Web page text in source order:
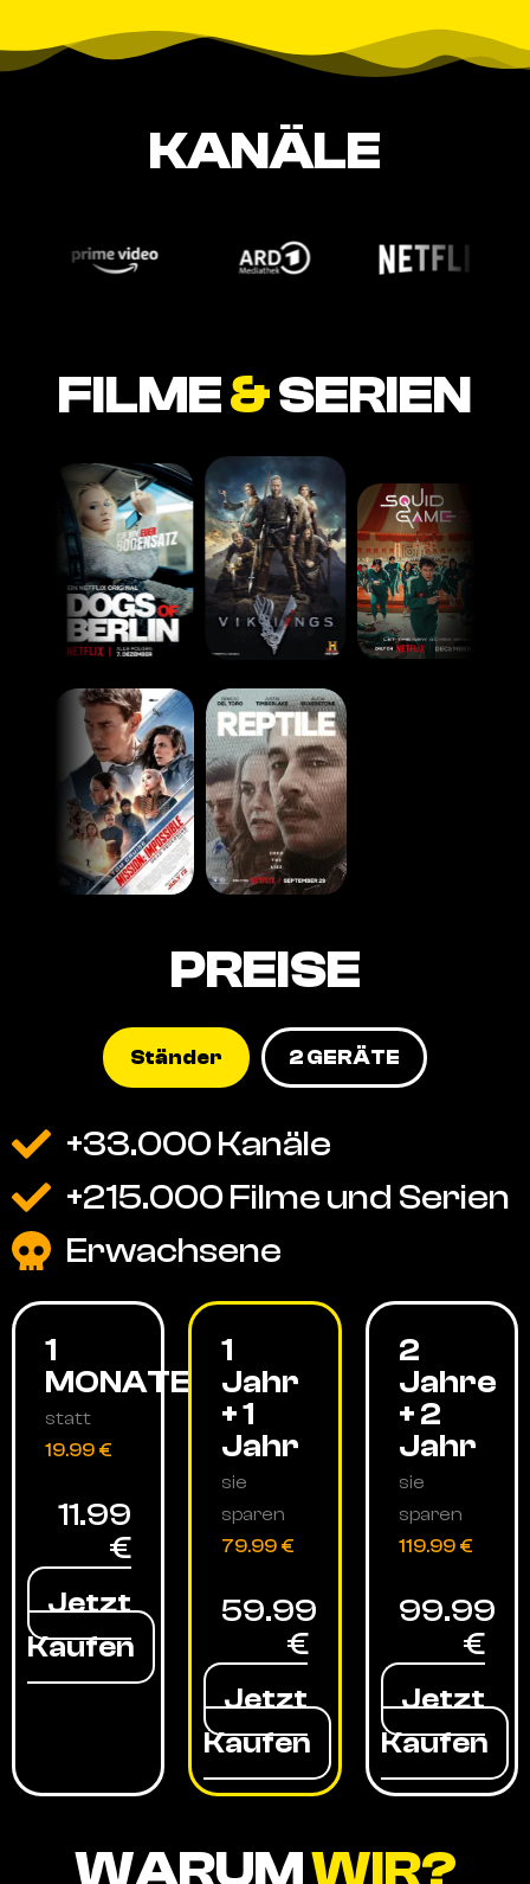
KANÄLE
FILME&SERIEN
PREISE
Ständer 2 GERÄTE
+33.000 Kanäle
+215.000 Filme und Serien
Erwachsene
1
MONATE
statt
19.99 €
11.99
€
Jetzt
Kaufen
1
Jahr
+ 1
Jahr
sie
sparen
79.99 €
59.99
€
Jetzt
Kaufen
2
Jahre
+ 2
Jahr
sie
sparen
119.99 €
99.99
€
Jetzt
Kaufen
WARUMWIR?